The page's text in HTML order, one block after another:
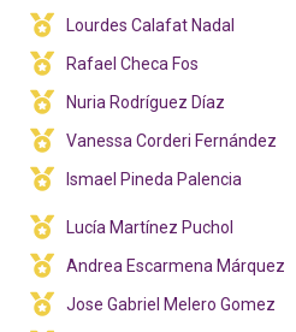
Lourdes Calafat Nadal
Rafael Checa Fos
Nuria Rodríguez Díaz
Vanessa Corderi Fernández
Ismael Pineda Palencia
Lucía Martínez Puchol
Andrea Escarmena Márquez
Jose Gabriel Melero Gomez